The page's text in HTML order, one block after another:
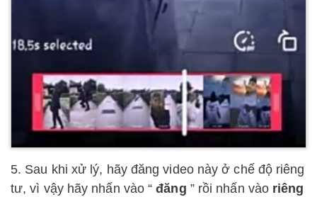
5. Sau khi xử lý, hãy đăng video này ở chế độ riêng
tư, vì vậy hãy nhấn vào “đăng ” rồi nhấn vào riêng